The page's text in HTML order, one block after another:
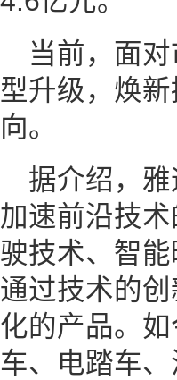
当前，面
型升级，焕
向。
据介绍，
加速前沿技
驶技术、智
通过技术的
化的产品。
车、电踏车